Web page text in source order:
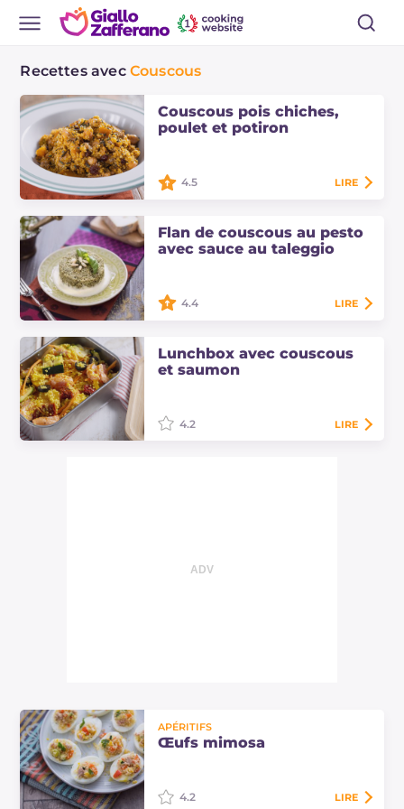
Recettes avec Couscous
Couscous pois chiches,
poulet et potiron
cumin, à la coriandre et au paprika
est une variante épicée pour…
4.5 LIRE
Flan de couscous au pesto
avec sauce au taleggio
principal très simple, une recette
savoureuse et belle à présenter à
4.4 LIRE
Lunchbox avec couscous
et saumon
4.2 LIRE
APÉRITIFS
Œufs mimosa
4.2 LIRE